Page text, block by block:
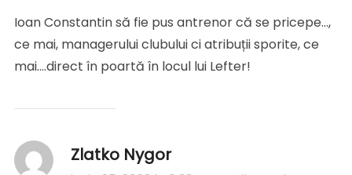
Ioan Constantin să fie pus antrenor că se pricepe…,
ce mai, managerului clubului ci atribuții sporite, ce
mai….direct în poartă în locul lui Lefter!
Zlatko Nygor